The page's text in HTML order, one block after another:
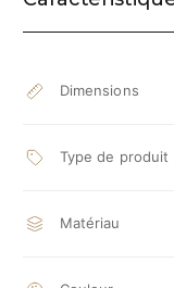
Dimensions
Type de produit
Matériau